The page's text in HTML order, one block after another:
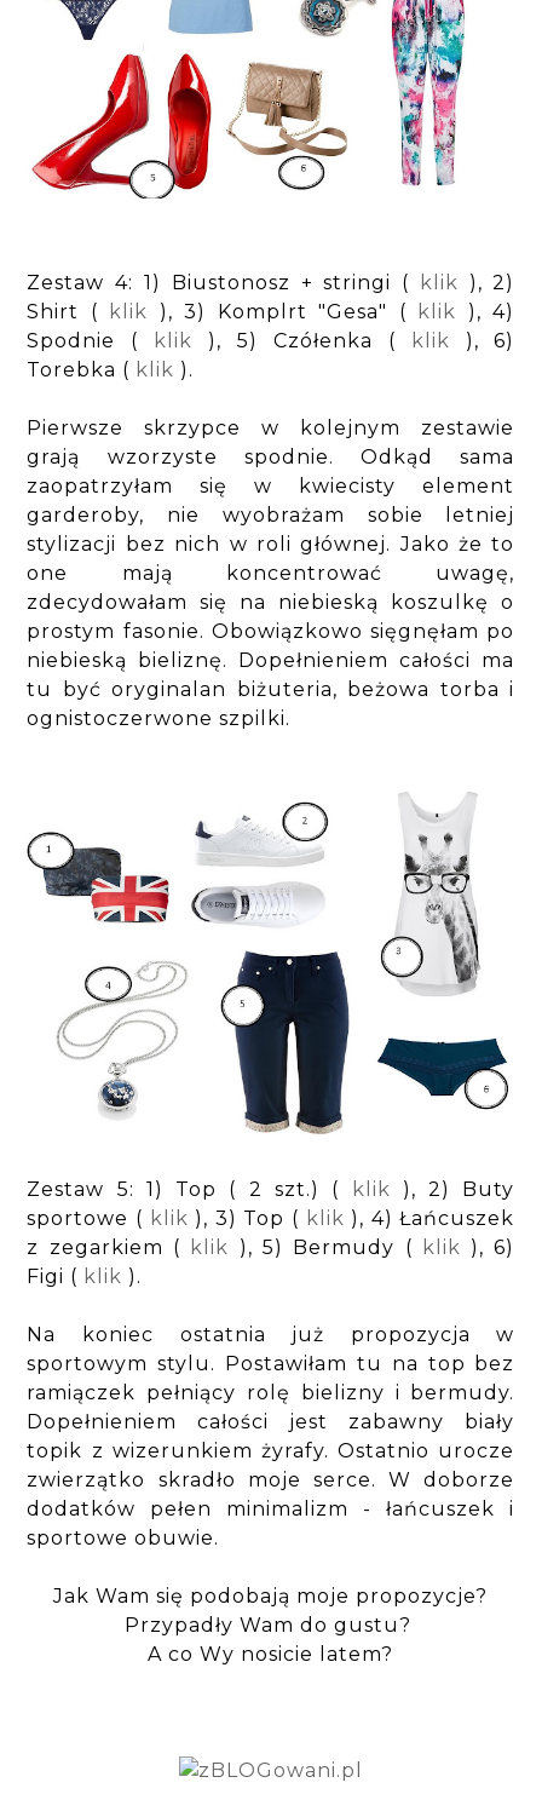
Zestaw 4: 1) Biustonosz + stringi ( klik ), 2)
Shirt (
klik ), 3) Komplrt "Gesa" ( klik ), 4)
Spodnie (
klik ), 5) Czółenka ( klik ), 6)
Torebka ( klik ).
Pierwsze skrzypce w kolejnym zestawie
grają wzorzyste spodnie. Odkąd sama
zaopatrzyłam się w kwiecisty element
garderoby, nie wyobrażam sobie letniej
stylizacji bez nich w roli głównej. Jako że to
one mają koncentrować uwagę,
zdecydowałam się na niebieską koszulkę o
prostym fasonie. Obowiązkowo sięgnęłam po
niebieską bieliznę. Dopełnieniem całości ma
tu być oryginalan biżuteria, beżowa torba i
ognistoczerwone szpilki.
Zestaw 5: 1) Top ( 2 szt.) ( klik ), 2) Buty
sportowe ( klik ), 3) Top ( klik ), 4) Łańcuszek
z zegarkiem (
klik ), 5) Bermudy ( klik ), 6)
Figi ( klik ).
Na koniec ostatnia już propozycja w
sportowym stylu. Postawiłam tu na top bez
ramiączek pełniący rolę bielizny i bermudy.
Dopełnieniem całości jest zabawny biały
topik z wizerunkiem żyrafy. Ostatnio urocze
zwierzątko skradło moje serce. W doborze
dodatków pełen minimalizm - łańcuszek i
sportowe obuwie.
Jak Wam się podobają moje propozycje?
Przypadły Wam do gustu?
A co Wy nosicie latem?